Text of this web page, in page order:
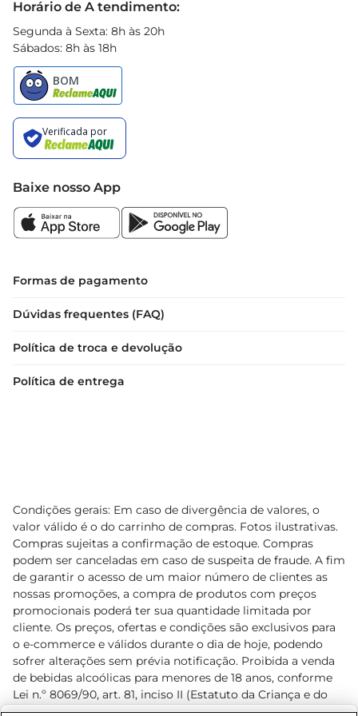
Horário de A tendimento:
Segunda à Sexta: 8h às 20h
Sábados: 8h às 18h
Baixe nosso App
Formas de pagamento
Dúvidas frequentes (FAQ)
Política de troca e devolução
Política de entrega
Condições gerais: Em caso de divergência de valores, o
valor válido é o do carrinho de compras. Fotos ilustrativas.
Compras sujeitas a confirmação de estoque. Compras
podem ser canceladas em caso de suspeita de fraude. A fim
de garantir o acesso de um maior número de clientes as
nossas promoções, a compra de produtos com preços
promocionais poderá ter sua quantidade limitada por
cliente. Os preços, ofertas e condições são exclusivos para
o e-commerce e válidos durante o dia de hoje, podendo
sofrer alterações sem prévia notificação. Proibida a venda
de bebidas alcoólicas para menores de 18 anos, conforme
Lei n.º 8069/90, art. 81, inciso II (Estatuto da Criança e do
Adolescente). Preços e condições exclusivos para o